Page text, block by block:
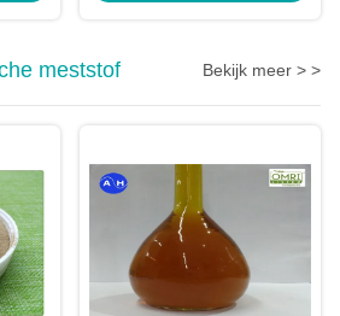
meststof Bekijk meer > >